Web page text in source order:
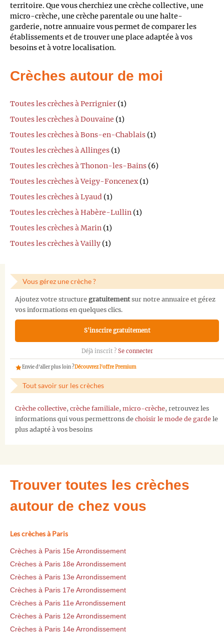
territoire. Que vous cherchiez une crèche collective, une
micro-crèche, une crèche parentale ou une halte-
garderie, notre annuaire vous permet de comparer les
établissements et de trouver une place adaptée à vos
besoins et à votre localisation.
Crèches autour de moi
Toutes les crèches à Perrignier (1)
Toutes les crèches à Douvaine (1)
Toutes les crèches à Bons-en-Chablais (1)
Toutes les crèches à Allinges (1)
Toutes les crèches à Thonon-les-Bains (6)
Toutes les crèches à Veigy-Foncenex(1)
Toutes les crèches à Lyaud (1)
Toutes les crèches à Habère-Lullin (1)
Toutes les crèches à Marin (1)
Toutes les crèches à Vailly (1)
Vous gérez une crèche ?
Ajoutez votre structure gratuitementsur notre annuaire et gérez
vos informations en quelques clics.
S'inscrire gratuitement
Déjà inscrit ? Se connecter
Envie d'aller plus loin ?Découvrez l'offre Premium
Tout savoir sur les crèches
Crèche collective, crèche familiale, micro-crèche, retrouvez les
informations qui vous permettrons de choisir le mode de garde le
plus adapté à vos besoins
Trouver toutes les crèches
autour de chez vous
Les crèches à Paris
Crèches à Paris 15e Arrondissement
Crèches à Paris 18e Arrondissement
Crèches à Paris 13e Arrondissement
Crèches à Paris 17e Arrondissement
Crèches à Paris 11e Arrondissement
Crèches à Paris 12e Arrondissement
Crèches à Paris 14e Arrondissement